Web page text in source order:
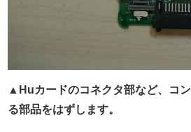
▲Huカードのコネクタ部など、コ
る部品をはずします。